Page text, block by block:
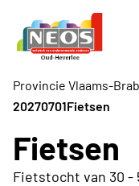
Provincie Vlaams-
20270701Fietsen
Fietsen
Fietstocht van 30 -